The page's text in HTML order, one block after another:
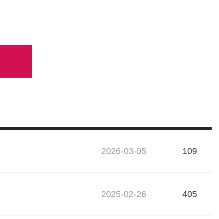
2026-03-05 109
2025-02-26 405